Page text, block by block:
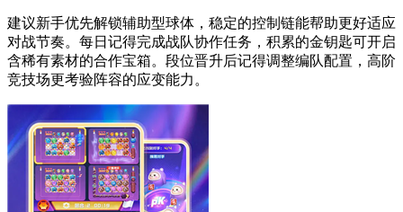
建议新手优先解锁辅助型球体，稳定的控制链能帮助更好适应
对战节奏。每日记得完成战队协作任务，积累的金钥匙可开启
含稀有素材的合作宝箱。段位晋升后记得调整编队配置，高阶
竞技场更考验阵容的应变能力。